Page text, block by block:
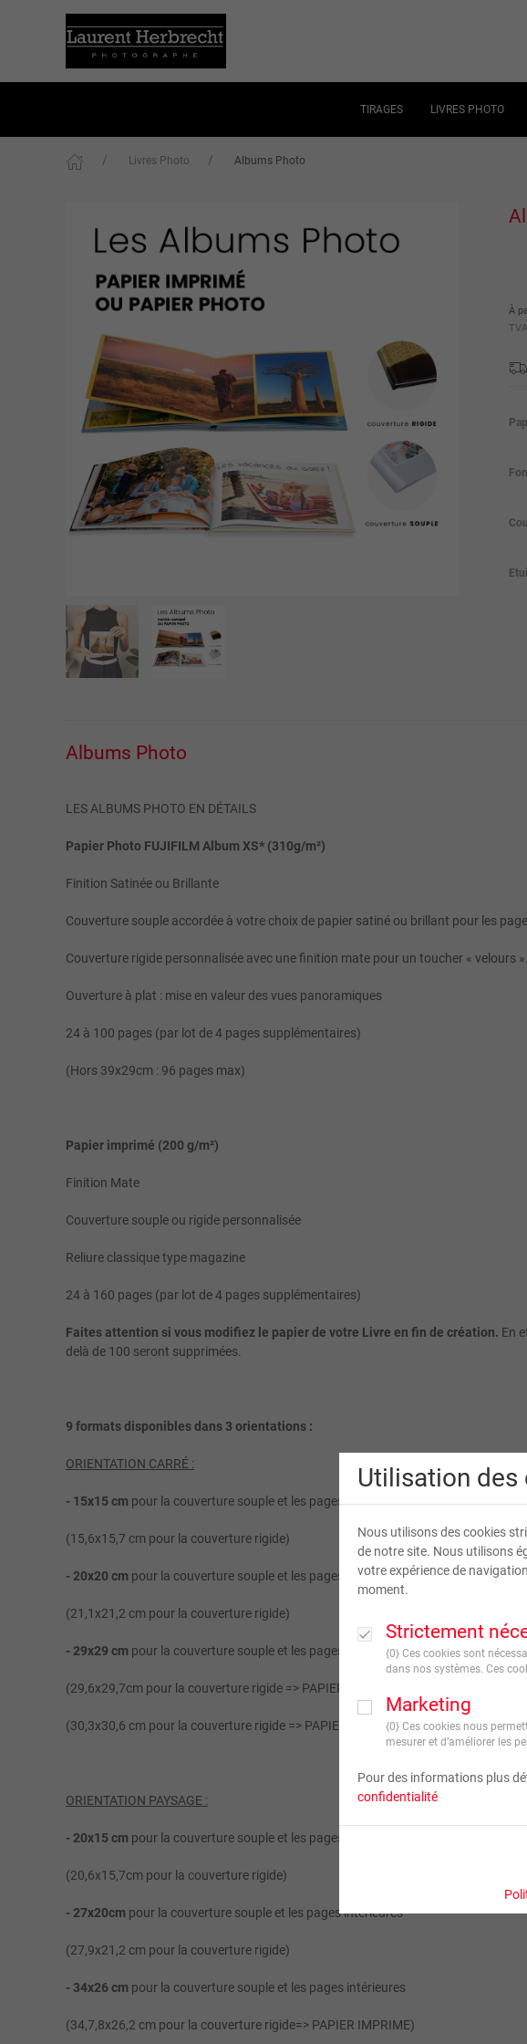
Utilisation des
Nous utilisons des cookies
de notre site. Nous utilisons
votre expérience de
moment.
Strictement
{0} Ces cookies sont
dans nos systèmes. Ces
Marketing
{0} Ces cookies nous
mesurer et d’améliorer les
Pour des informations plus
confidentialité
TIRAGES LIVRES PHOTO
Livres Photo Albums Photo
À
Albums Photo
LES ALBUMS PHOTO EN DÉTAILS
Papier Photo FUJIFILM Album XS* (310g/m²)
Finition Satinée ou Brillante
Couverture souple accordée à votre choix de papier satiné ou brillant pour les
Couverture rigide personnalisée avec une finition mate pour un toucher « velours ».
Ouverture à plat : mise en valeur des vues panoramiques
24 à 100 pages (par lot de 4 pages supplémentaires)
(Hors 39x29cm : 96 pages max)
Papier imprimé (200 g/m²)
Finition Mate
Couverture souple ou rigide personnalisée
Reliure classique type magazine
24 à 160 pages (par lot de 4 pages supplémentaires)
Faites attention si vous modifiez le papier de votre Livre en fin de création. En
delà de 100 seront supprimées.
9 formats disponibles dans 3 orientations :
ORIENTATION CARRÉ :
- 15x15 cm pour la couverture souple et les pages intérieures
(15,6x15,7 cm pour la couverture rigide)
- 20x20 cm pour la couverture souple et les pages intérieures
(21,1x21,2 cm pour la couverture rigide)
- 29x29 cm pour la couverture souple et les pages intérieures
(29,6x29,7cm pour la couverture rigide => PAPIER IMPRIME)
(30,3x30,6 cm pour la couverture rigide => PAPIER PHOTO)
ORIENTATION PAYSAGE :
- 20x15 cm pour la couverture souple et les pages intérieures
(20,6x15,7cm pour la couverture rigide)
- 27x20cm pour la couverture souple et les pages intérieures
(27,9x21,2 cm pour la couverture rigide)
- 34x26 cm pour la couverture souple et les pages intérieures
(34,7,8x26,2 cm pour la couverture rigide=> PAPIER IMPRIME)